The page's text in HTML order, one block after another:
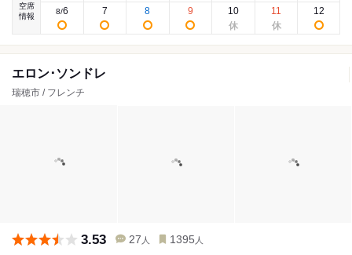
空席
情報
8/6 7 8 9 10 11 12
エロン･ソンドレ
瑞穂市 / フレンチ
3.53 27 人 1395 人